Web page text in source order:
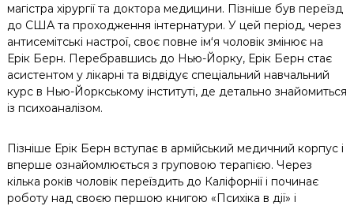
магістра хірургії та доктора медицини. Пізніше був переїзд
до США та проходження інтернатури. У цей період, через
антисемітські настрої, своє повне ім‘я чоловік змінює на
Ерік Берн. Перебравшись до Нью-Йорку, Ерік Берн стає
асистентом у лікарні та відвідує спеціальний навчальний
курс в Нью-Йоркському інституті, де детально знайомиться
із психоаналізом.
Пізніше Ерік Берн вступає в армійський медичний корпус і
вперше ознайомлюється з груповою терапією. Через
кілька років чоловік переїздить до Каліфорнії і починає
роботу над своєю першою книгою «Психіка в дії» і